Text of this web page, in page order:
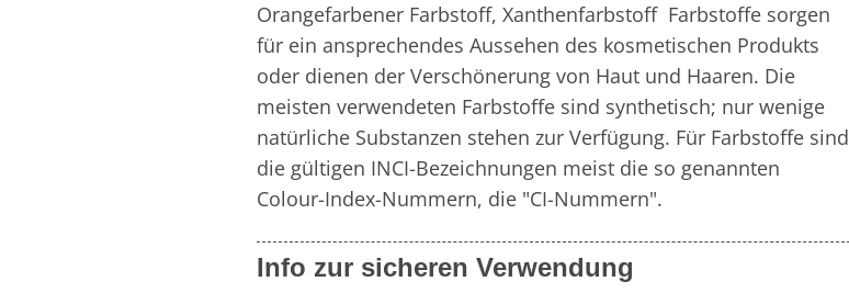
Orangefarbener Farbstoff, Xanthenfarbstoff  Farbstoffe sorgen
für ein ansprechendes Aussehen des kosmetischen Produkts
oder dienen der Verschönerung von Haut und Haaren. Die
meisten verwendeten Farbstoffe sind synthetisch; nur wenige
natürliche Substanzen stehen zur Verfügung. Für Farbstoffe sind
die gültigen INCI-Bezeichnungen meist die so genannten
Colour-Index-Nummern, die "CI-Nummern".
Info zur sicheren Verwendung